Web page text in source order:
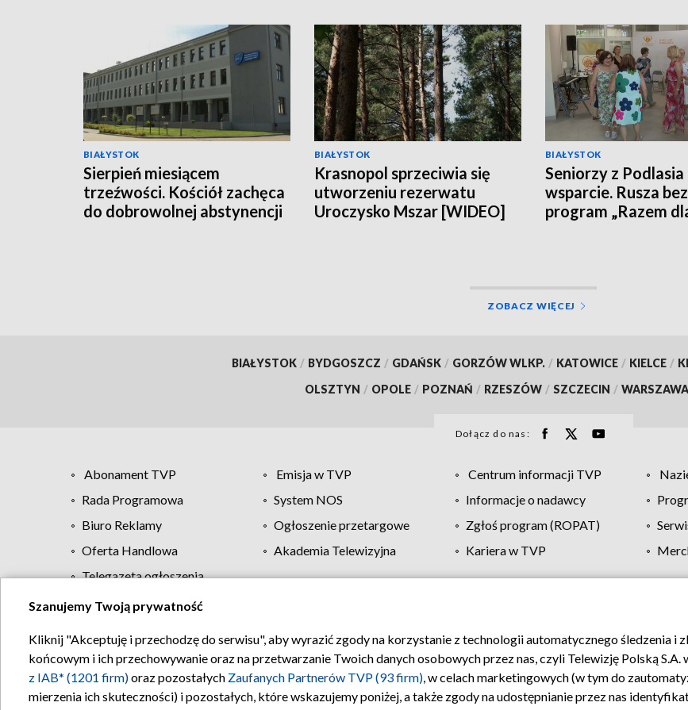
BIAŁYSTOK
Sierpień miesiącem
trzeźwości. Kościół zachęca
do dobrowolnej abstynencji
BIAŁYSTOK
Krasnopol sprzeciwia się
utworzeniu rezerwatu
Uroczysko Mszar [WIDEO]
BIAŁYSTOK
Seniorzy z
wsparcie. Rusza
program „Razem
ZOBACZ WIĘCEJ
BIAŁYSTOK / BYDGOSZCZ / GDAŃSK / GORZÓW WLKP. / KATOWICE / KIELCE /
OLSZTYN / OPOLE / POZNAŃ / RZESZÓW / SZCZECIN / WARSZAWA
Dołącz do nas:
Abonament TVP Emisja w TVP Centrum informacji TVP
Rada Programowa
System NOS Informacje o nadawcy
Biuro Reklamy
Ogłoszenie przetargowe Zgłoś program (ROPAT)
Oferta Handlowa
Akademia Telewizyjna Kariera w TVP
Telegazeta ogłoszenia
Regulamin TVP Polityka prywatności Moje zgody Pomoc
Szanujemy Twoją prywatność
Kliknij "Akceptuję i przechodzę do serwisu", aby wyrazić zgody na korzystanie z technologii automatycznego śledzenia i
końcowym i ich przechowywanie oraz na przetwarzanie Twoich danych osobowych przez nas, czyli Telewizję Polską S.A.
z IAB* (1201 firm)oraz pozostałych Zaufanych Partnerów TVP (93 firm), w celach marketingowych (w tym do
mierzenia ich skuteczności) i pozostałych, które wskazujemy poniżej, a także zgody na udostępnianie przez nas